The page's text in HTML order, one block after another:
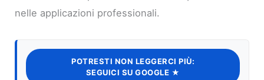
nelle applicazioni professionali.
POTRESTI NON LEGGERCI PIÙ:
SEGUICI SU GOOGLE ★